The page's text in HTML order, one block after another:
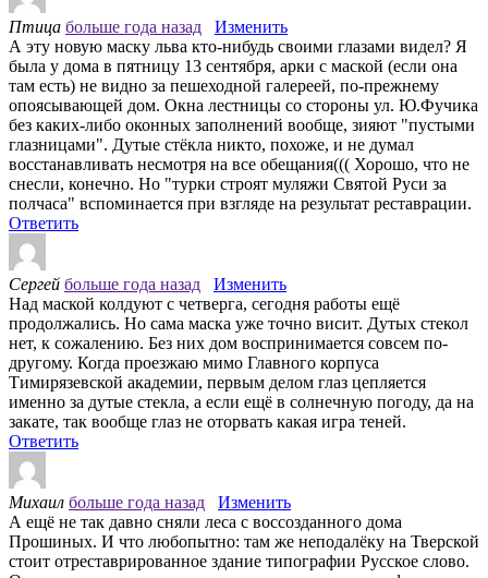
Птица больше года назад
Изменить
А эту новую маску льва кто-нибудь своими глазами видел? Я
была у дома в пятницу 13 сентября, арки с маской (если она
там есть) не видно за пешеходной галереей, по-прежнему
опоясывающей дом. Окна лестницы со стороны ул. Ю.Фучика
без каких-либо оконных заполнений вообще, зияют "пустыми
глазницами". Дутые стёкла никто, похоже, и не думал
восстанавливать несмотря на все обещания((( Хорошо, что не
снесли, конечно. Но "турки строят муляжи Святой Руси за
полчаса" вспоминается при взгляде на результат реставрации.
Ответить
Сергей больше года назад
Изменить
Над маской колдуют с четверга, сегодня работы ещё
продолжались. Но сама маска уже точно висит. Дутых стекол
нет, к сожалению. Без них дом воспринимается совсем по-
другому. Когда проезжаю мимо Главного корпуса
Тимирязевской академии, первым делом глаз цепляется
именно за дутые стекла, а если ещё в солнечную погоду, да на
закате, так вообще глаз не оторвать какая игра теней.
Ответить
Михаил больше года назад
Изменить
А ещё не так давно сняли леса с воссозданного дома
Прошиных. И что любопытно: там же неподалёку на Тверской
стоит отреставрированное здание типографии Русское слово.